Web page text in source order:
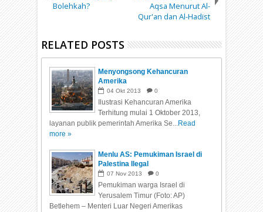
Bolehkah?
Aqsa Menurut Al-
Qur'an dan Al-Hadist
RELATED POSTS
Menyongsong Kehancuran
Amerika
04 Okt 2013 0
Ilustrasi Kehancuran Amerika
Terhitung mulai 1 Oktober 2013,
layanan publik pemerintah Amerika Se...Read
more »
Menlu AS: Pemukiman Israel di
Palestina Ilegal
07 Nov 2013 0
Pemukiman warga Israel di
Yerusalem Timur (Foto: AP)
Betlehem – Menteri Luar Negeri Amerikas